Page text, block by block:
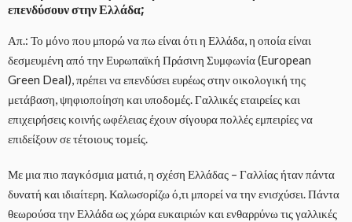
επενδύσουν στην Ελλάδα;
Απ.: Το μόνο που μπορώ να πω είναι ότι η Ελλάδα, η οποία είναι
δεσμευμένη από την Ευρωπαϊκή Πράσινη Συμφωνία (European
Green Deal), πρέπει να επενδύσει ευρέως στην οικολογική της
μετάβαση, ψηφιοποίηση και υποδομές. Γαλλικές εταιρείες και
επιχειρήσεις κοινής ωφέλειας έχουν σίγουρα πολλές εμπειρίες να
επιδείξουν σε τέτοιους τομείς.
Με μια πιο παγκόσμια ματιά, η σχέση Ελλάδας – Γαλλίας ήταν πάντα
δυνατή και ιδιαίτερη. Καλωσορίζω ό,τι μπορεί να την ενισχύσει. Πάντα
θεωρούσα την Ελλάδα ως χώρα ευκαιριών και ενθαρρύνω τις γαλλικές